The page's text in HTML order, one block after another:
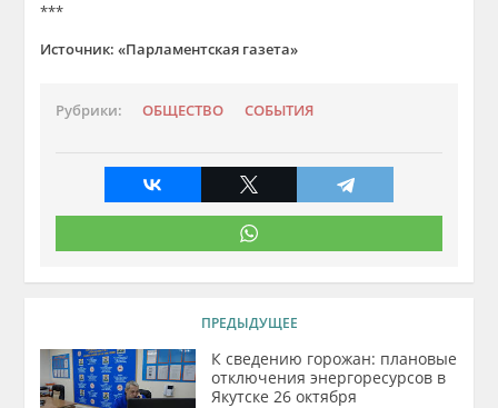
***
Источник: «Парламентская газета»
Рубрики: ОБЩЕСТВО СОБЫТИЯ
ПРЕДЫДУЩЕЕ
К сведению горожан: плановые
отключения энергоресурсов в
Якутске 26 октября